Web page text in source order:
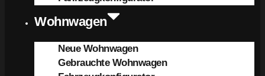
Wohnwagen
Neue Wohnwagen
Gebrauchte Wohnwagen